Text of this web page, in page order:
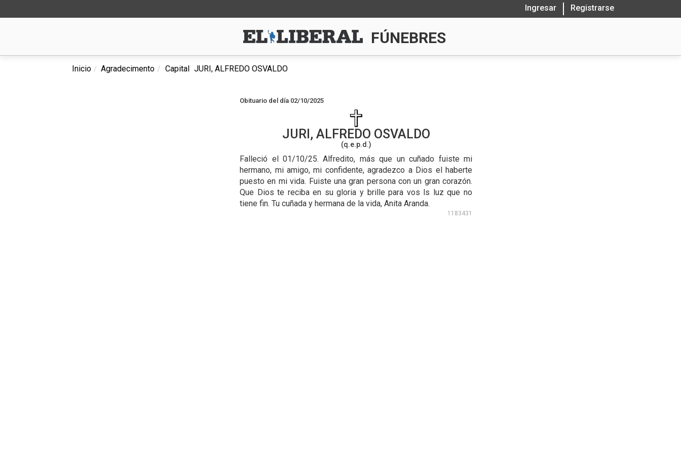
Ingresar Registrarse
FÚNEBRES
Inicio Agradecimento Capital JURI, ALFREDO OSVALDO
Obituario del día 02/10/2025
JURI, ALFREDO OSVALDO
(q.e.p.d.)
Falleció el 01/10/25. Alfredito, más que un cuñado fuiste mi
hermano, mi amigo, mi confidente, agradezco a Dios el haberte
puesto en mi vida. Fuiste una gran persona con un gran corazón.
Que Dios te reciba en su gloria y brille para vos ls luz que no
tiene fin. Tu cuñada y hermana de la vida, Anita Aranda.
1183431